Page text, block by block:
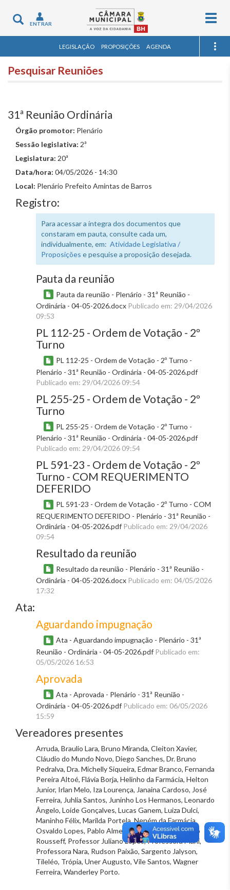
Toggle
navigation
ENTRAR
LEGISLAÇÃO PROPOSIÇÕES AGENDA
Pesquisar Reuniões
31ª Reunião Ordinária
Órgão promotor: Plenário
Sessão legislativa: 2ª
Legislatura: 20ª
Data/hora: 04/05/2026 - 14:30
Local: Plenário Prefeito Amintas de Barros
Registro:
Para acessar a íntegra dos documentos que
constaram em pauta, consulte cada um,
individualmente, em: Atividade Legislativa /
Proposições e pesquise a proposição desejada.
Pauta da reunião
Pauta da reunião - Plenário - 31ª Reunião -
Ordinária - 04-05-2026.docx Publicado em: 29/04/2026
09:53
PL 112-25 - Ordem de Votação - 2º
Turno
PL 112-25 - Ordem de Votação - 2º Turno -
Plenário - 31ª Reunião - Ordinária - 04-05-2026.pdf
Publicado em: 29/04/2026 09:54
PL 255-25 - Ordem de Votação - 2º
Turno
PL 255-25 - Ordem de Votação - 2º Turno -
Plenário - 31ª Reunião - Ordinária - 04-05-2026.pdf
Publicado em: 29/04/2026 09:54
PL 591-23 - Ordem de Votação - 2º
Turno - COM REQUERIMENTO
DEFERIDO
PL 591-23 - Ordem de Votação - 2º Turno - COM
REQUERIMENTO DEFERIDO - Plenário - 31ª Reunião -
Ordinária - 04-05-2026.pdf Publicado em: 29/04/2026
09:54
Resultado da reunião
Resultado da reunião - Plenário - 31ª Reunião -
Ordinária - 04-05-2026.docx Publicado em: 04/05/2026
17:32
Ata:
Aguardando impugnação
Ata - Aguardando impugnação - Plenário - 31ª
Reunião - Ordinária - 04-05-2026.pdf Publicado em:
05/05/2026 16:53
Aprovada
Ata - Aprovada - Plenário - 31ª Reunião -
Ordinária - 04-05-2026.pdf Publicado em: 06/05/2026
15:59
Vereadores presentes
Arruda, Braulio Lara, Bruno Miranda, Cleiton Xavier,
Cláudio do Mundo Novo, Diego Sanches, Dr. Bruno
Pedralva, Dra. Michelly Siqueira, Edmar Branco, Fernanda
Pereira Altoé, Flávia Borja, Helinho da Farmácia, Helton
Junior, Irlan Melo, Iza Lourença, Janaina Cardoso, José
Ferreira, Juhlia Santos, Juninho Los Hermanos, Leonardo
Ângelo, Loíde Gonçalves, Lucas Ganem, Luiza Dulci,
Maninho Félix, Marilda Portela, Neném da Farmácia,
Osvaldo Lopes, Pablo Almeida, Pedro Patrus, Pedro
Rousseff, Professor Juliano Lopes, Professora Marli,
Professora Nara, Rudson Paixão, Sargento Jalyson,
Tileléo, Trópia, Uner Augusto, Vile Santos, Wagner
Ferreira, Wanderley Porto.